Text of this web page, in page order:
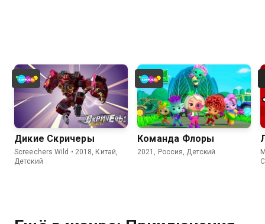
Дикие Скричеры
Screechers Wild • 2018, Китай,
Детский
Команда Флоры
2021, Россия, Детский